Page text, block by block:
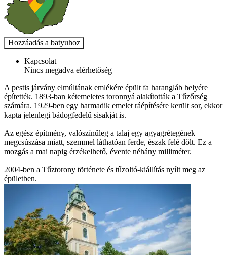
Kapcsolat
Nincs megadva elérhetőség
A pestis járvány elmúltának emlékére épült fa harangláb helyére
építették. 1893-ban kétemeletes toronnyá alakították a Tűzőrség
számára. 1929-ben egy harmadik emelet ráépítésére került sor, ekkor
kapta jelenlegi bádogfedelű sisakját is.
Az egész építmény, valószínűleg a talaj egy agyagrétegének
megcsúszása miatt, szemmel láthatóan ferde, észak felé dőlt. Ez a
mozgás a mai napig érzékelhető, évente néhány milliméter.
2004-ben a Tűztorony története és tűzoltó-kiállítás nyílt meg az
épületben.